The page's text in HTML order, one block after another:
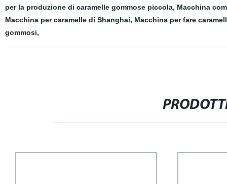
per la produzione di caramelle gommose piccola, Macchina
Macchina per caramelle di Shanghai, Macchina per fare
gommosi,